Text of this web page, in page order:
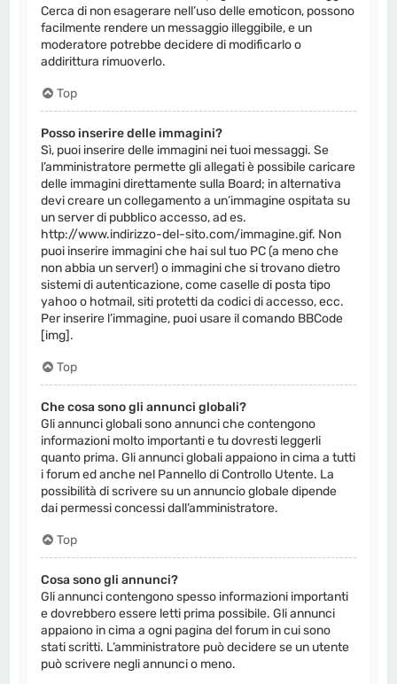
Cerca di non esagerare nell’uso delle emoticon, possono
facilmente rendere un messaggio illeggibile, e un
moderatore potrebbe decidere di modificarlo o
addirittura rimuoverlo.
Top
Posso inserire delle immagini?
Sì, puoi inserire delle immagini nei tuoi messaggi. Se
l’amministratore permette gli allegati è possibile caricare
delle immagini direttamente sulla Board; in alternativa
devi creare un collegamento a un’immagine ospitata su
un server di pubblico accesso, ad es.
http://www.indirizzo-del-sito.com/immagine.gif. Non
puoi inserire immagini che hai sul tuo PC (a meno che
non abbia un server!) o immagini che si trovano dietro
sistemi di autenticazione, come caselle di posta tipo
yahoo o hotmail, siti protetti da codici di accesso, ecc.
Per inserire l’immagine, puoi usare il comando BBCode
[img].
Top
Che cosa sono gli annunci globali?
Gli annunci globali sono annunci che contengono
informazioni molto importanti e tu dovresti leggerli
quanto prima. Gli annunci globali appaiono in cima a tutti
i forum ed anche nel Pannello di Controllo Utente. La
possibilità di scrivere su un annuncio globale dipende
dai permessi concessi dall’amministratore.
Top
Cosa sono gli annunci?
Gli annunci contengono spesso informazioni importanti
e dovrebbero essere letti prima possibile. Gli annunci
appaiono in cima a ogni pagina del forum in cui sono
stati scritti. L’amministratore può decidere se un utente
può scrivere negli annunci o meno.